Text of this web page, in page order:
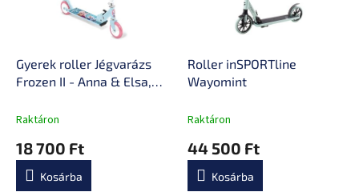
Gyerek roller Jégvarázs
Frozen II - Anna & Elsa,
mechanizmus,
futófelület, hátsó sárvédő
Raktáron
18 700 Ft
Kosárba
Roller inSPORTline
Wayomint
Raktáron
44 500 Ft
Kosárba